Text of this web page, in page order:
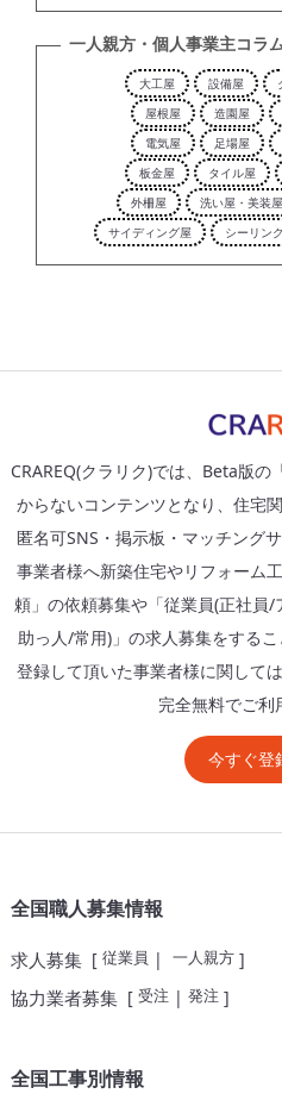
一人親方・個人事業主コラ
大工屋 設備屋
屋根屋
造園屋
電気屋
足場屋
板金屋
タイル屋
外柵屋
洗い屋・美装
サイディング屋
シーリン
CRAREQ(クラリク)では、Beta版
からないコンテンツとなり、住宅
匿名可SNS・掲示板・マッチング
事業者様へ新築住宅やリフォーム
頼」の依頼募集や「従業員(正社員/
助っ人/常用)」の求人募集をする
登録して頂いた事業者様に関して
完全無料でご利
今すぐ登
全国職人募集情報
求人募集[ 従業員| 一人親方]
協力業者募集[ 受注| 発注]
全国工事別情報